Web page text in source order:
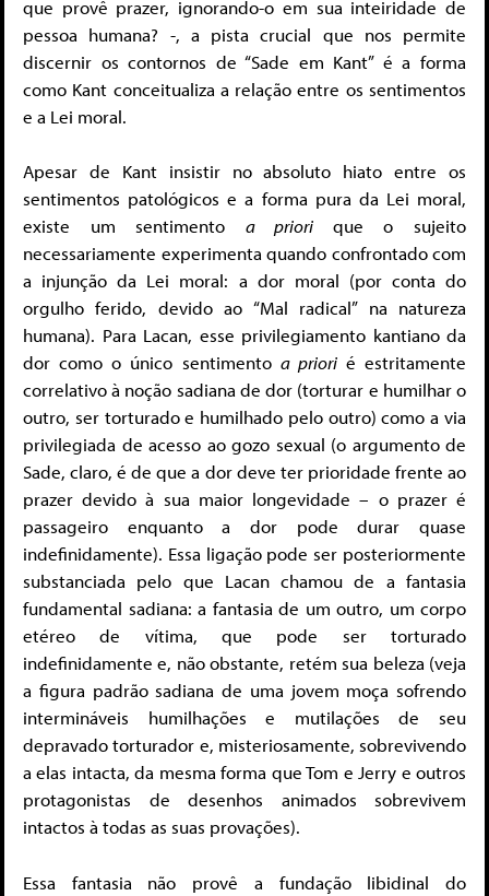
que provê prazer, ignorando-o em sua inteiridade de
pessoa humana? -, a pista crucial que nos permite
discernir os contornos de “Sade em Kant” é a forma
como Kant conceitualiza a relação entre os sentimentos
e a Lei moral.
Apesar de Kant insistir no absoluto hiato entre os
sentimentos patológicos e a forma pura da Lei moral,
existe um sentimento a priori que o sujeito
necessariamente experimenta quando confrontado com
a injunção da Lei moral: a dor moral (por conta do
orgulho ferido, devido ao “Mal radical” na natureza
humana). Para Lacan, esse privilegiamento kantiano da
dor como o único sentimento a priorié estritamente
correlativo à noção sadiana de dor (torturar e humilhar o
outro, ser torturado e humilhado pelo outro) como a via
privilegiada de acesso ao gozo sexual (o argumento de
Sade, claro, é de que a dor deve ter prioridade frente ao
prazer devido à sua maior longevidade – o prazer é
passageiro enquanto a dor pode durar quase
indefinidamente). Essa ligação pode ser posteriormente
substanciada pelo que Lacan chamou de a fantasia
fundamental sadiana: a fantasia de um outro, um corpo
etéreo de vítima, que pode ser torturado
indefinidamente e, não obstante, retém sua beleza (veja
a figura padrão sadiana de uma jovem moça sofrendo
intermináveis humilhações e mutilações de seu
depravado torturador e, misteriosamente, sobrevivendo
a elas intacta, da mesma forma que Tom e Jerry e outros
protagonistas de desenhos animados sobrevivem
intactos à todas as suas provações).
Essa fantasia não provê a fundação libidinal do